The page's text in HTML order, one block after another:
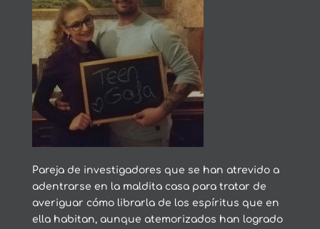
Pareja de investigadores que se han atrevido a
adentrarse en la maldita casa para tratar de
averiguar cómo librarla de los espíritus que en
ella habitan, aunque atemorizados han logrado